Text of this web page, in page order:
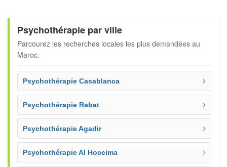
Psychothérapie par ville
Parcourez les recherches locales les plus demandées au
Maroc.
Psychothérapie Casablanca
Psychothérapie Rabat
Psychothérapie Agadir
Psychothérapie Al Hoceima